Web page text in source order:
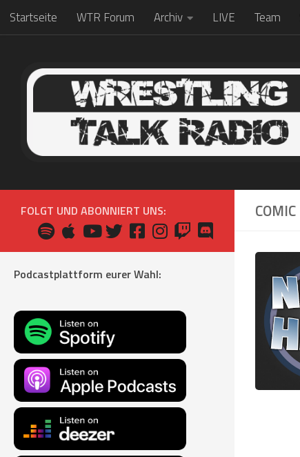
Zum Inhalt springen
Startseite WTR Forum Archiv LIVE Team
COMIC
FOLGT UND ABONNIERT UNS:
Podcastplattform eurer Wahl: